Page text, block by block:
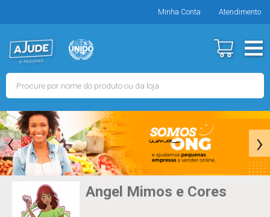
Minha Conta Atendimento
‹ ›
Angel Mimos e Cores